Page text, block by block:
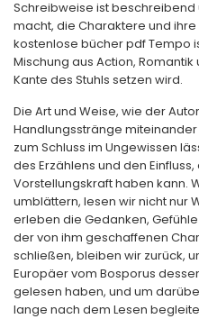
Schreibweise ist
macht, die Charaktere und ihre
kostenlose bücher pdf Tempo
Mischung aus Action,
Kante des Stuhls setzen wird.
Die Art und Weise, wie der
Handlungsstränge
zum Schluss im Ungewissen
des Erzählens und den
Vorstellungskraft haben kann.
umblättern, lesen wir nicht nur
erleben die Gedanken,
der von ihm geschaffenen
schließen, bleiben wir zurück,
Europäer vom Bosporus
gelesen haben, und um
lange nach dem Lesen